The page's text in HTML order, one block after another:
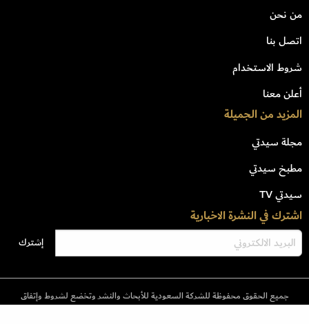
من نحن
اتصل بنا
شروط الاستخدام
أعلن معنا
المزيد من الجميلة
مجلة سيدتي
مطبخ سيدتي
سيدتي TV
اشترك في النشرة الاخبارية
جميع الحقوق محفوظة للشركة السعودية للأبحاث والنشر وتخضع لشروط وإتفاق
الإستخدام © 2023